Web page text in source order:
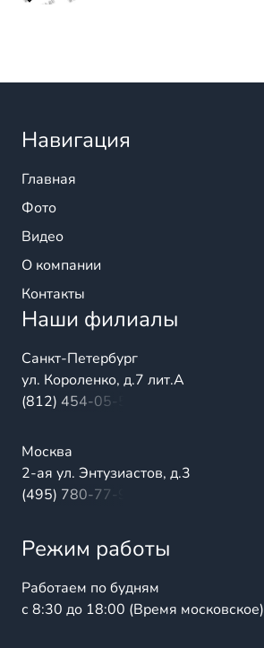
Навигация
Главная
Фото
Видео
О компании
Контакты
Наши филиалы
Санкт-Петербург
ул. Короленко, д.7 лит.А
(812) 454-05-54
Москва
2-ая ул. Энтузиастов, д.3
(495) 780-77-98
Режим работы
Работаем по будням
с 8:30 до 18:00 (Время московское)